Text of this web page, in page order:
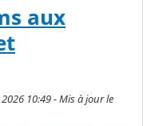
aux
10:49 - Mis à jour le